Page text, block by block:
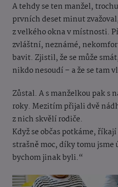
A tehdy se ten manžel,
prvních deset minut
z velkého okna v místnosti.
zvláštní, neznámé,
bavit. Zjistil, že se může
nikdo nesoudí – a že se tam
Zůstal. A s manželkou pak s
roky. Mezitím přijali dvě
z nich skvělí rodiče.
Když se občas potkáme,
strašně moc, díky tomu
bychom jinak byli.“